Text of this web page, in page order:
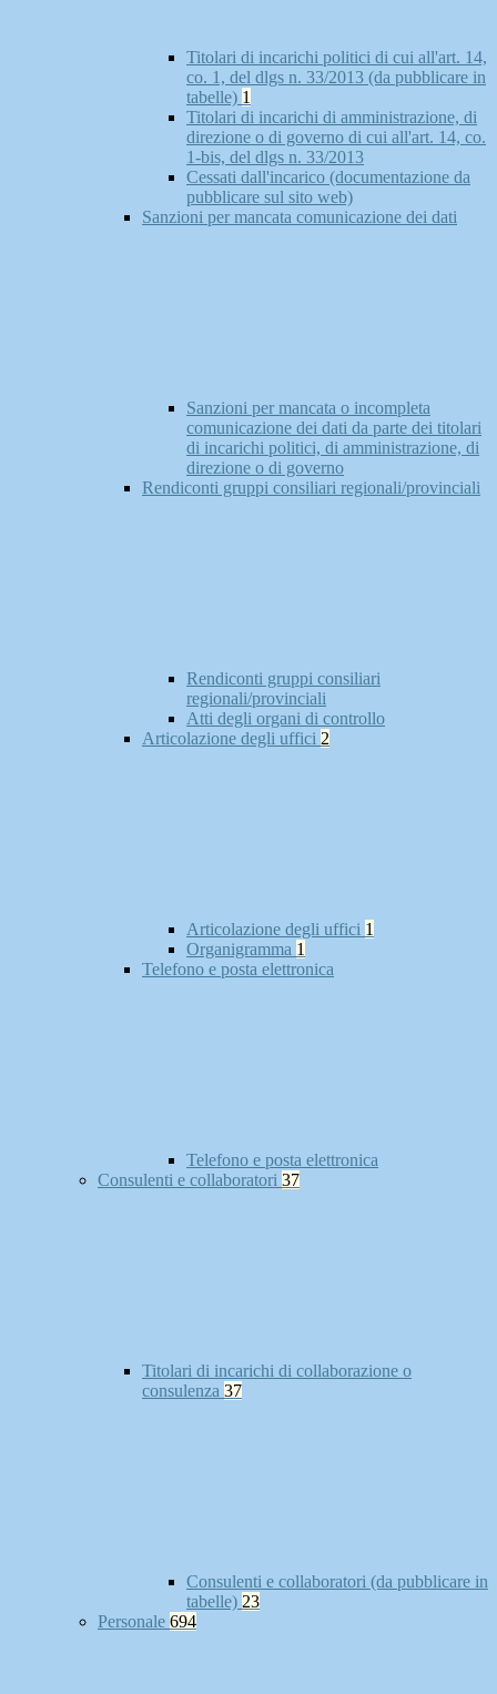
Titolari di incarichi politici di cui all'art. 14,
co. 1, del dlgs n. 33/2013 (da pubblicare in
tabelle) 1
Titolari di incarichi di amministrazione, di
direzione o di governo di cui all'art. 14, co.
1-bis, del dlgs n. 33/2013
Cessati dall'incarico (documentazione da
pubblicare sul sito web)
Sanzioni per mancata comunicazione dei dati
Sanzioni per mancata o incompleta
comunicazione dei dati da parte dei titolari
di incarichi politici, di amministrazione, di
direzione o di governo
Rendiconti gruppi consiliari regionali/provinciali
Rendiconti gruppi consiliari
regionali/provinciali
Atti degli organi di controllo
Articolazione degli uffici 2
Articolazione degli uffici 1
Organigramma 1
Telefono e posta elettronica
Telefono e posta elettronica
Consulenti e collaboratori 37
Titolari di incarichi di collaborazione o
consulenza 37
Consulenti e collaboratori (da pubblicare in
tabelle) 23
Personale 694